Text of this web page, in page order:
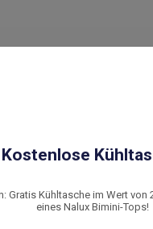
Kostenlose
Gratis Kühltasche im Wert von
eines Nalux Bimini-Tops!